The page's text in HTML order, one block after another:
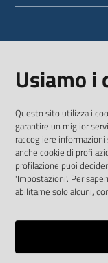
SEGUICI SU
TwitterFacebook
Vai alla
Usiamo i
Questo sito utilizza i
garantire un miglior
raccogliere
anche cookie di
profilazione puoi
'Impostazioni'. Per
abilitarne solo alcuni,